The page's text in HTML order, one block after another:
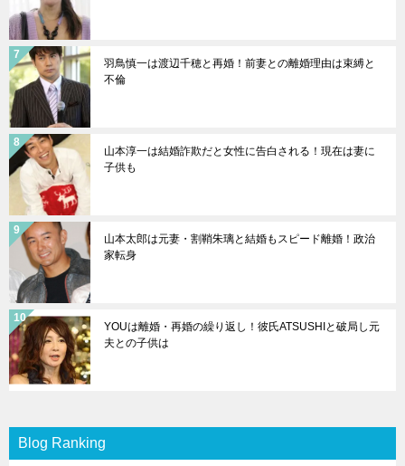
羽鳥慎一は渡辺千穂と再婚！前妻との離婚理由は束縛と
不倫
山本淳一は結婚詐欺だと女性に告白される！現在は妻に
子供も
山本太郎は元妻・割鞘朱璃と結婚もスピード離婚！政治
家転身
YOUは離婚・再婚の繰り返し！彼氏ATSUSHIと破局し元
夫との子供は
Blog Ranking